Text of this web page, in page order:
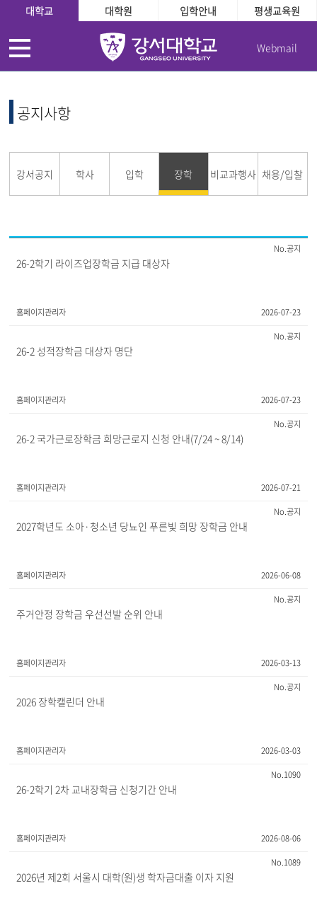
대학교 대학원 입학안내 평생교육원
Webmail
공지사항
강서공지 학사 입학 장학 비교과행사 채용/입찰
공지
26-2학기 라이즈업장학금 지급 대상자
홈페이지관리자
2026-07-23
공지
26-2 성적장학금 대상자 명단
홈페이지관리자
2026-07-23
공지
26-2 국가근로장학금 희망근로지 신청 안내(7/24 ~ 8/14)
홈페이지관리자
2026-07-21
공지
2027학년도 소아·청소년 당뇨인 푸른빛 희망 장학금 안내
홈페이지관리자
2026-06-08
공지
주거안정 장학금 우선선발 순위 안내
홈페이지관리자
2026-03-13
공지
2026 장학캘린더 안내
홈페이지관리자
2026-03-03
1090
26-2학기 2차 교내장학금 신청기간 안내
홈페이지관리자
2026-08-06
1089
2026년 제2회 서울시 대학(원)생 학자금대출 이자 지원